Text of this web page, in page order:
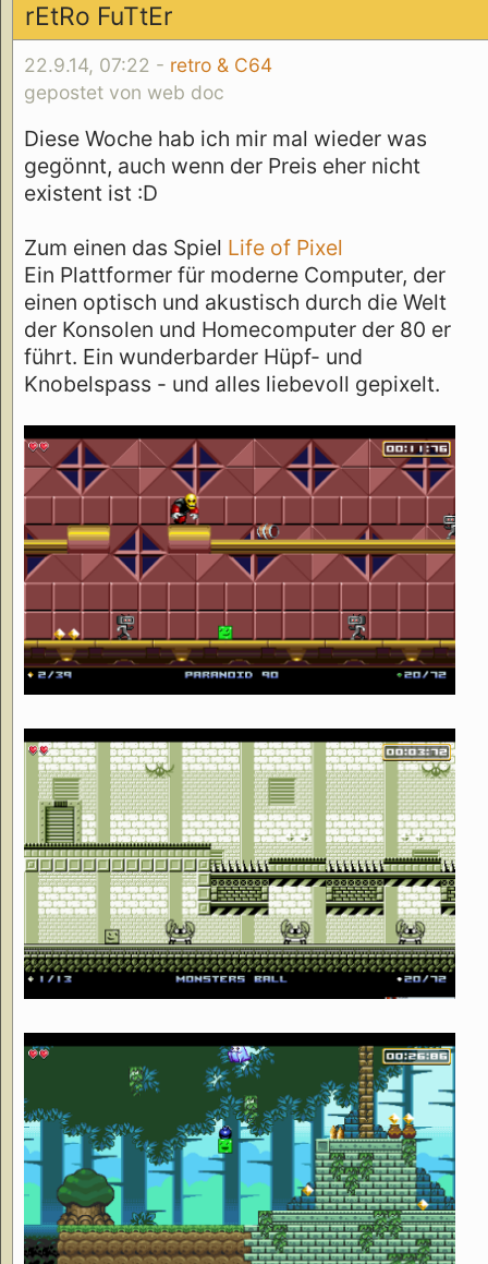
rEtRo FuTtEr
22.9.14, 07:22 - retro & C64
gepostet von web doc
Diese Woche hab ich mir mal wieder was
gegönnt, auch wenn der Preis eher nicht
existent ist :D
Zum einen das Spiel Life of Pixel
Ein Plattformer für moderne Computer, der
einen optisch und akustisch durch die Welt
der Konsolen und Homecomputer der 80 er
führt. Ein wunderbarder Hüpf- und
Knobelspass - und alles liebevoll gepixelt.